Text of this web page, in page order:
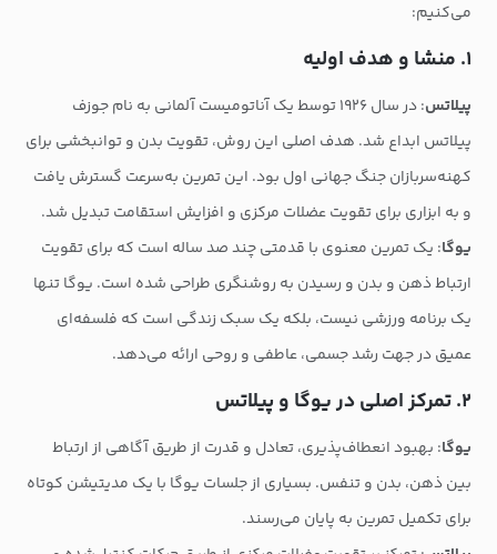
می‌کنیم:
۱. منشا و هدف اولیه
پیلاتس
: در سال ۱۹۲۶ توسط یک آناتومیست آلمانی به نام جوزف
پیلاتس ابداع شد. هدف اصلی این روش، تقویت بدن و توانبخشی برای
کهنه‌سربازان جنگ جهانی اول بود. این تمرین به‌سرعت گسترش یافت
و به ابزاری برای تقویت عضلات مرکزی و افزایش استقامت تبدیل شد.
یوگا: یک تمرین معنوی با قدمتی چند صد ساله است که برای تقویت
ارتباط ذهن و بدن و رسیدن به روشنگری طراحی شده است. یوگا تنها
یک برنامه ورزشی نیست، بلکه یک سبک زندگی است که فلسفه‌ای
عمیق در جهت رشد جسمی، عاطفی و روحی ارائه می‌دهد.
۲. تمرکز اصلی در یوگا و پیلاتس
یوگا: بهبود انعطاف‌پذیری، تعادل و قدرت از طریق آگاهی از ارتباط
بین ذهن، بدن و تنفس. بسیاری از جلسات یوگا با یک مدیتیشن کوتاه
برای تکمیل تمرین به پایان می‌رسند.